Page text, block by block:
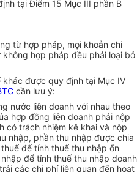
tại Điểm 15 Mục III phần B
từ hợp pháp, mọi khoản chi
hợp pháp đều phải loại bỏ
được quy định tại Mục IV
cần lưu ý:
nước liên doanh với nhau theo
hợp đồng liên doanh phải nộp
có trách nhiệm kê khai và nộp
nhập, phần thu nhập được chia
để tính thuế thu nhập ổn
để tính thuế thu nhập doanh
các chi phí liên quan đến hoạt